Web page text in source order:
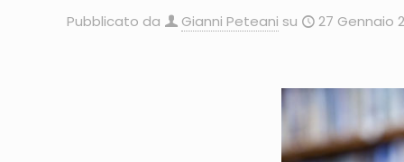
Pubblicato da Gianni Peteani su 27 Gennaio